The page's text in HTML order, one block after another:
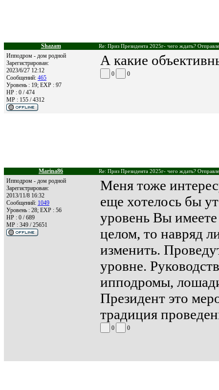
Shazam Re: Приз Президента 2025г- чего ждать?
Ипподром - дом родной
Зарегистрирован:
2023/6/27 12:12
Сообщений: 465
Уровень : 19; EXP : 97
HP : 0 / 474
MP : 155 / 4312
А какие
0 0
Marina86 Re: Приз Президента 2025г- чего ждать?
Ипподром - дом родной
Зарегистрирован:
2013/11/8 16:32
Сообщений: 1049
Уровень : 28; EXP : 56
HP : 0 / 689
MP : 349 / 25651
Меня тоже
еще хотелось бы
уровень Вы имеете
целом, то навряд
изменить.
уровне.
ипподромы,
Президент это
традиция
0 0